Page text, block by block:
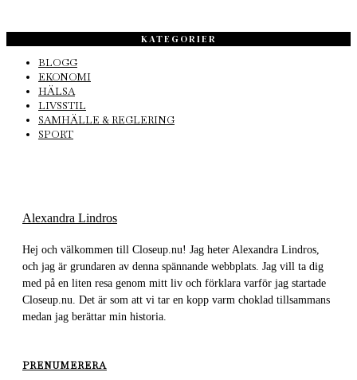
KATEGORIER
BLOGG
EKONOMI
HÄLSA
LIVSSTIL
SAMHÄLLE & REGLERING
SPORT
Alexandra Lindros
Hej och välkommen till Closeup.nu! Jag heter Alexandra Lindros,
och jag är grundaren av denna spännande webbplats. Jag vill ta dig
med på en liten resa genom mitt liv och förklara varför jag startade
Closeup.nu. Det är som att vi tar en kopp varm choklad tillsammans
medan jag berättar min historia.
PRENUMERERA